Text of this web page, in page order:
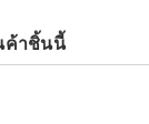
ค้าชิ้นนี้